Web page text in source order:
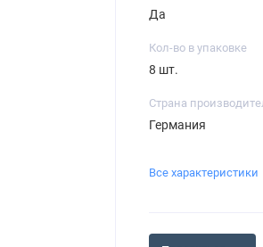
Да
Кол-во в упаковке
8 шт.
Страна
Германия
Все характеристики